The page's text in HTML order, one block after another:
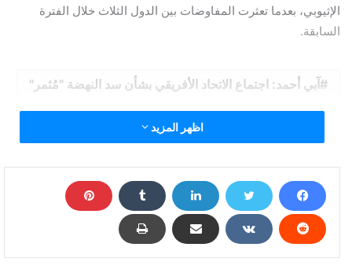
الإثيوبي، بعدما تعثرت المفاوضات بين الدول الثلاث خلال الفترة
السابقة.
آبي أحمد: اجتماع الاتحاد الأفريقي بشأن سد النهضة "مُثمر"
اظهر المزيد